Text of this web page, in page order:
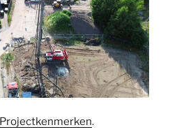
Projectkenmerken.